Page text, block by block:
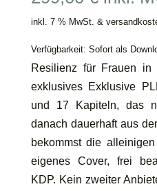
inkl. 7 % MwSt. &
Verfügbarkeit: Sofort als
Resilienz für Frauen
exklusives Exklusive
und 17 Kapiteln, das
danach dauerhaft aus
bekommst die
eigenes Cover, frei
KDP. Kein zweiter